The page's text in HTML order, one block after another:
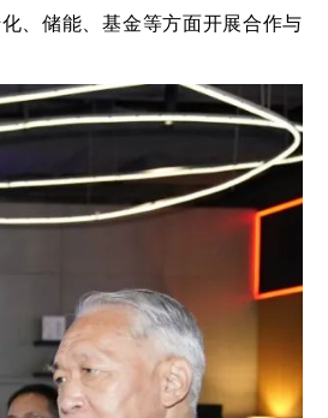
、储能、基金等方面开展合作与